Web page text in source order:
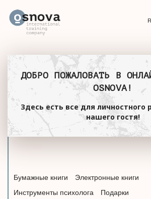
ДОБРО ПОЖАЛОВАТЬ В
OSNOVA!
Здесь есть все для личностного
нашего гостя!
Бумажные книги
Электронные книги
Инструменты психолога
Подарки